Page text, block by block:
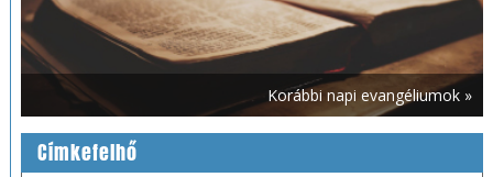
Korábbi napi evangéliumok »
Címkefelhő